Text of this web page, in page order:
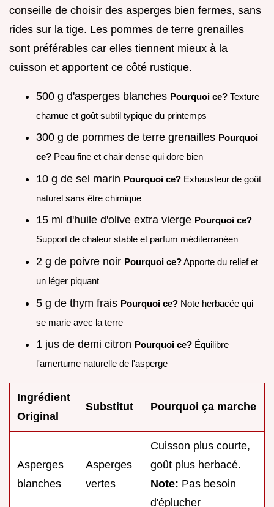
conseille de choisir des asperges bien fermes, sans
rides sur la tige. Les pommes de terre grenailles
sont préférables car elles tiennent mieux à la
cuisson et apportent ce côté rustique.
500 g d'asperges blanches Pourquoi ce? Texture
charnue et goût subtil typique du printemps
300 g de pommes de terre grenailles Pourquoi
ce? Peau fine et chair dense qui dore bien
10 g de sel marin Pourquoi ce? Exhausteur de goût
naturel sans être chimique
15 ml d'huile d'olive extra vierge Pourquoi ce?
Support de chaleur stable et parfum méditerranéen
2 g de poivre noir Pourquoi ce?Apporte du relief et
un léger piquant
5 g de thym frais Pourquoi ce? Note herbacée qui
se marie avec la terre
1 jus de demi citron Pourquoi ce? Équilibre
l'amertume naturelle de l'asperge
Ingrédient
Original
Substitut Pourquoi ça marche
Asperges
blanches
Asperges
vertes
Cuisson plus courte,
goût plus herbacé.
Note: Pas besoin
d'éplucher